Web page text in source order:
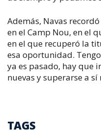
Además, Navas
en el Camp Nou, en el
en el que recuperó la
esa oportunidad.
ya es pasado, hay que
nuevas y superarse a
TAGS